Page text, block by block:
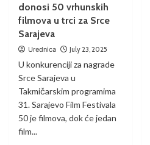
donosi 50 vrhunskih
filmova u trci za Srce
Sarajeva
Urednica July 23, 2025
U konkurenciji za nagrade
Srce Sarajeva u
Takmičarskim programima
31. Sarajevo Film Festivala
50 je filmova, dok će jedan
film...